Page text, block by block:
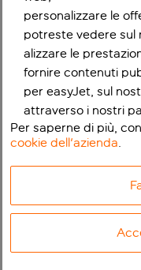
personalizzare le
potreste vedere sul
alizzare le
fornire contenuti
per easyJet, sul
attraverso i nostri
Per saperne di più,
cookie dell'azienda.